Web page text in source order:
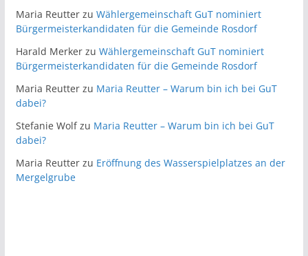
n
i
c
h
t
e
n
A
r
c
h
Maria Reutterzu Wählergemeinschaft GuT nominiert
Bürgermeisterkandidaten für die Gemeinde Rosdorf
Harald Merkerzu Wählergemeinschaft GuT nominiert
Bürgermeisterkandidaten für die Gemeinde Rosdorf
Maria Reutterzu Maria Reutter – Warum bin ich bei GuT
dabei?
Stefanie Wolfzu Maria Reutter – Warum bin ich bei GuT
dabei?
Maria Reutterzu Eröffnung des Wasserspielplatzes an der
Mergelgrube